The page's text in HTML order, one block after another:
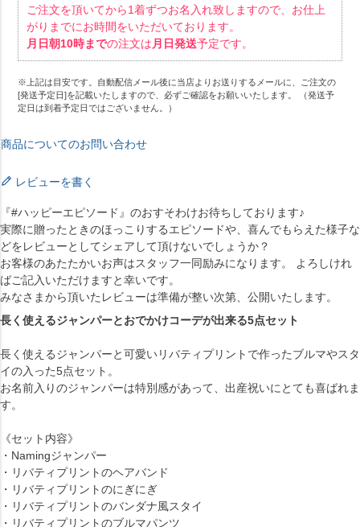
ご注文を頂いてから1着ずつお名入れ致しますので、お仕上
がりまでにお時間をいただいております。
月 日朝10時までの注文は 月 日発送予定です。
※上記は目安です。自動配信メール後に当店よりお送りするメールに、ご注文の
[発送予定日]を記載いたしますので、必ずご確認をお願いいたします。 （発送予
定日は到着予定日ではございません。）
商品についてのお問い合わせ
レビューを書く
『#ハッピーエピソード』のおすそわけお待ちしております♪
実際に贈ったときのほっこりするエピソードや、喜んでもらえた様子な
どをレビューとしてシェアして頂けないでしょうか？
お客様のあたたかいお声はスタッフ一同励みになります。 よろしけれ
ばご記入いただけますと幸いです。
みなさまから頂いたレビューは準備が整い次第、公開いたします。
長く使えるジャンパーとおでかけコーデが出来る5点セット
長く使えるジャンパーと可愛いリバティプリントで作ったブルマやスタ
イの入った5点セット。
お名前入りのジャンパーは特別感があって、出産祝いにとても喜ばれま
す。
《セット内容》
・Namingジャンパー
・リバティプリントのヘアバンド
・リバティプリントのにぎにぎ
・リバティプリントのバンダナ風スタイ
・リバティプリントのブルマパンツ